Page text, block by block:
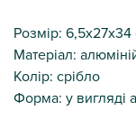
Розмір: 6,5х27х34
Матеріал:
Колір: срібло
Форма: у вигляді